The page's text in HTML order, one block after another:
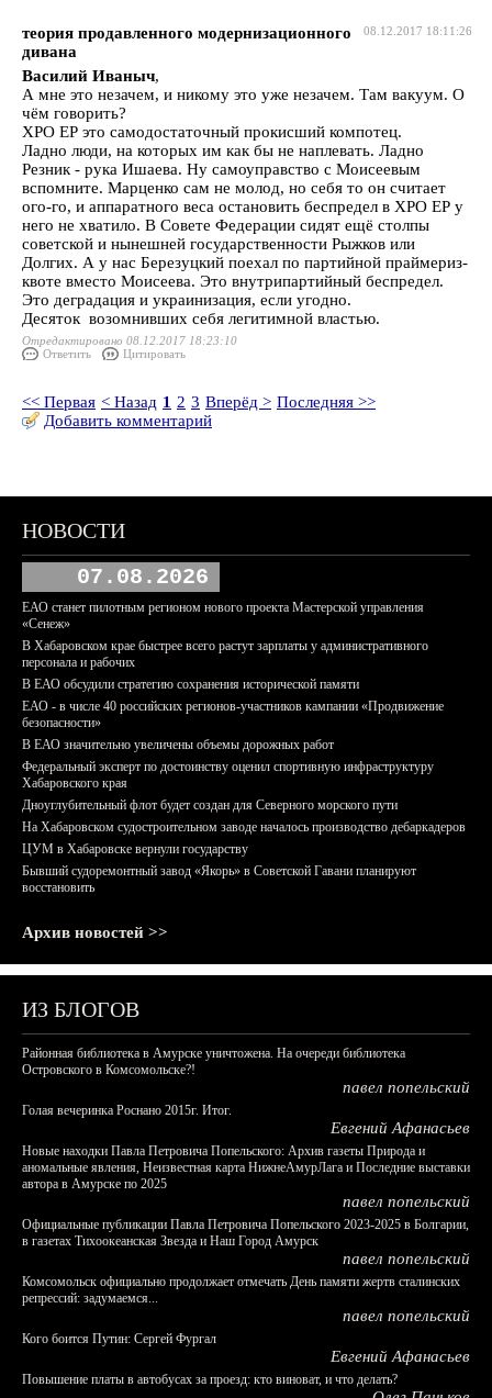
08.12.2017 18:11:26
теория продавленного модернизационного
дивана
Василий Иваныч,
А мне это незачем, и никому это уже незачем. Там вакуум. О
чём говорить?
ХРО ЕР это самодостаточный прокисший компотец.
Ладно люди, на которых им как бы не наплевать. Ладно
Резник - рука Ишаева. Ну самоуправство с Моисеевым
вспомните. Марценко сам не молод, но себя то он считает
ого-го, и аппаратного веса остановить беспредел в ХРО ЕР у
него не хватило. В Совете Федерации сидят ещё столпы
советской и нынешней государственности Рыжков или
Долгих. А у нас Березуцкий поехал по партийной праймериз-
квоте вместо Моисеева. Это внутрипартийный беспредел.
Это деградация и украинизация, если угодно.
Десяток возомнивших себя легитимной властью.
Отредактировано 08.12.2017 18:23:10
Ответить
Цитировать
<< Первая < Назад 1 2 3 Вперёд > Последняя >>
Добавить комментарий
НОВОСТИ
07.08.2026
ЕАО станет пилотным регионом нового проекта Мастерской управления
«Сенеж»
В Хабаровском крае быстрее всего растут зарплаты у административного
персонала и рабочих
В ЕАО обсудили стратегию сохранения исторической памяти
ЕАО - в числе 40 российских регионов-участников кампании «Продвижение
безопасности»
В ЕАО значительно увеличены объемы дорожных работ
Федеральный эксперт по достоинству оценил спортивную инфраструктуру
Хабаровского края
Дноуглубительный флот будет создан для Северного морского пути
На Хабаровском судостроительном заводе началось производство дебаркадеров
ЦУМ в Хабаровске вернули государству
Бывший судоремонтный завод «Якорь» в Советской Гавани планируют
восстановить
Архив новостей >>
ИЗ БЛОГОВ
Районная библиотека в Амурске уничтожена. На очереди библиотека
Островского в Комсомольске?!
павел попельский
Голая вечеринка Роснано 2015г. Итог.
Евгений Афанасьев
Новые находки Павла Петровича Попельского: Архив газеты Природа и
аномальные явления, Неизвестная карта НижнеАмурЛага и Последние выставки
автора в Амурске по 2025
павел попельский
Официальные публикации Павла Петровича Попельского 2023-2025 в Болгарии,
в газетах Тихоокеанская Звезда и Наш Город Амурск
павел попельский
Комсомольск официально продолжает отмечать День памяти жертв сталинских
репрессий: задумаемся...
павел попельский
Кого боится Путин: Сергей Фургал
Евгений Афанасьев
Повышение платы в автобусах за проезд: кто виноват, и что делать?